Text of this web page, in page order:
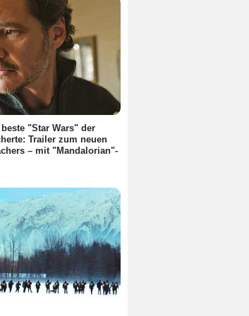
"Star Wars" der
Trailer zum neuen
– mit "Mandalorian"-